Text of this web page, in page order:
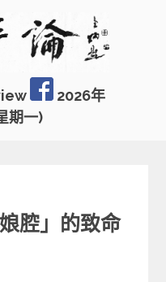
2026年
期一)
腔」的致命